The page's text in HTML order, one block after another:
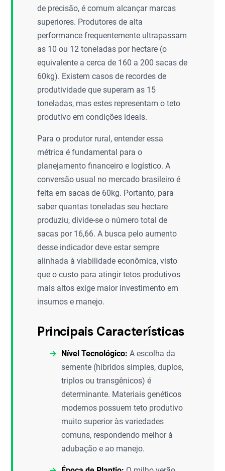
de precisão, é comum alcançar marcas
superiores. Produtores de alta
performance frequentemente ultrapassam
as 10 ou 12 toneladas por hectare (o
equivalente a cerca de 160 a 200 sacas de
60kg). Existem casos de recordes de
produtividade que superam as 15
toneladas, mas estes representam o teto
produtivo em condições ideais.
Para o produtor rural, entender essa
métrica é fundamental para o
planejamento financeiro e logístico. A
conversão usual no mercado brasileiro é
feita em sacas de 60kg. Portanto, para
saber quantas toneladas seu hectare
produziu, divide-se o número total de
sacas por 16,66. A busca pelo aumento
desse indicador deve estar sempre
alinhada à viabilidade econômica, visto
que o custo para atingir tetos produtivos
mais altos exige maior investimento em
insumos e manejo.
Principais Características
Nível Tecnológico: A escolha da
semente (híbridos simples, duplos,
triplos ou transgênicos) é
determinante. Materiais genéticos
modernos possuem teto produtivo
muito superior às variedades
comuns, respondendo melhor à
adubação e ao manejo.